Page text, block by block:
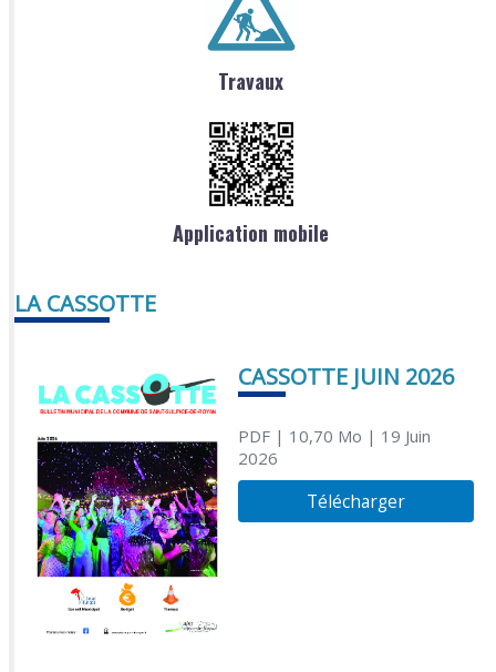
Travaux
Application mobile
LA CASSOTTE
CASSOTTE JUIN 2026
PDF| 10,70 Mo | 19 Juin
2026
Télécharger